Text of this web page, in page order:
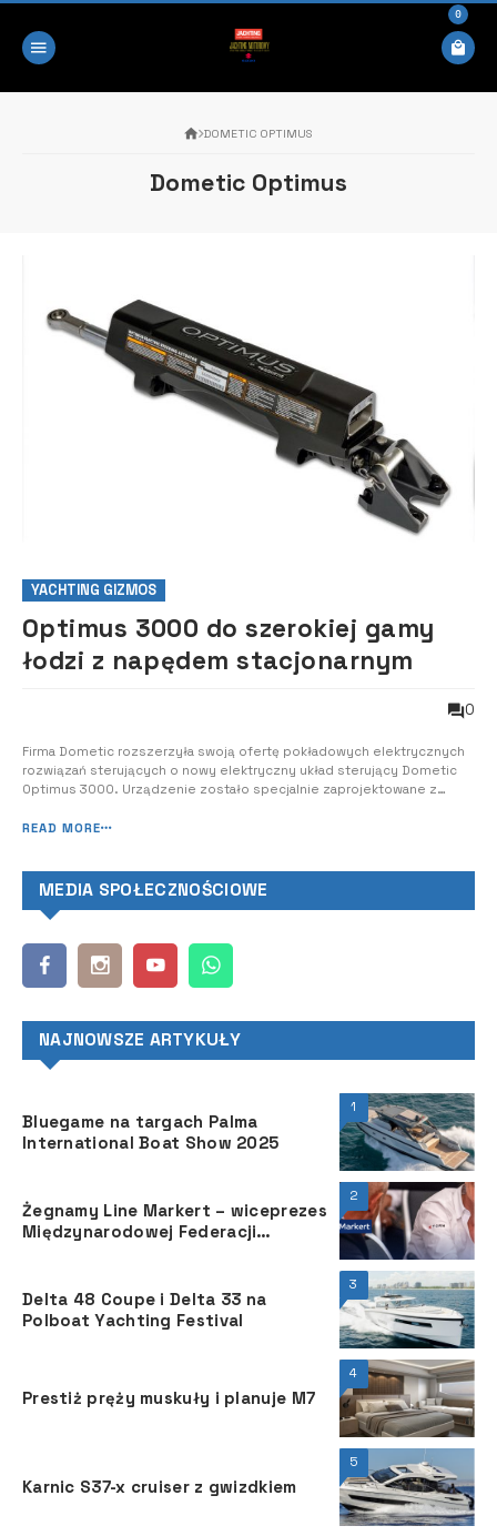
0
DOMETIC OPTIMUS
Dometic Optimus
YACHTING GIZMOS
Optimus 3000 do szerokiej gamy
łodzi z napędem stacjonarnym
0
Firma Dometic rozszerzyła swoją ofertę pokładowych elektrycznych
rozwiązań sterujących o nowy elektryczny układ sterujący Dometic
Optimus 3000. Urządzenie zostało specjalnie zaprojektowane z
łodzi stacjonarnych o długości do 40 stóp. Wprowadzanie na rynek
READ MORE
MEDIA SPOŁECZNOŚCIOWE
NAJNOWSZE ARTYKUŁY
1
Bluegame na targach Palma
International Boat Show 2025
2
Żegnamy Line Markert – wiceprezes
Międzynarodowej Federacji
3
Delta 48 Coupe i Delta 33 na
Polboat Yachting Festival
4
Prestiż pręży muskuły i planuje M7
5
Karnic S37-x cruiser z gwizdkiem